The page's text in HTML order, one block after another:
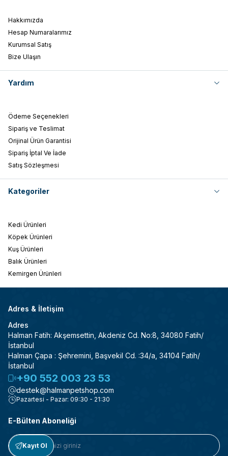
Hakkımızda
Hesap Numaralarımız
Kurumsal Satış
Bize Ulaşın
Yardım
Ödeme Seçenekleri
Sipariş ve Teslimat
Orijinal Ürün Garantisi
Sipariş İptal Ve İade
Satış Sözleşmesi
Kategoriler
Kedi Ürünleri
Köpek Ürünleri
Kuş Ürünleri
Balık Ürünleri
Kemirgen Ürünleri
Adres & İletişim
Adres
Halman Fatih: Akşemsettin, Akdeniz Cd. No:8, 34080 Fatih/
İstanbul
Halman Çapa : Şehremini, Başvekil Cd. :34/a, 34104 Fatih/
İstanbul
+90 552 003 23 53
destek@halmanpetshop.com
Pazartesi - Pazar: 09:30 - 21:30
E-Bülten Aboneliği
Kayıt Ol